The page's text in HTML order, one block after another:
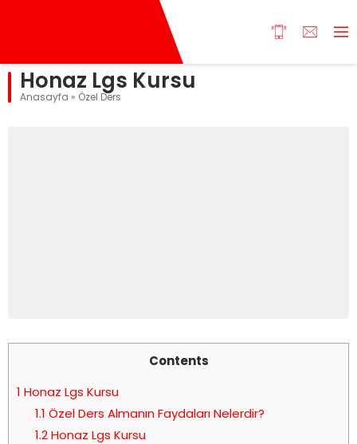
Honaz Lgs Kursu
Anasayfa » Özel Ders
Contents
1 Honaz Lgs Kursu
1.1 Özel Ders Almanın Faydaları Nelerdir?
1.2Honaz Lgs Kursu